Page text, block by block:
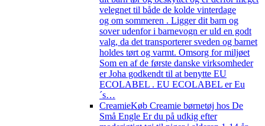
velegnet til både de kolde vinterdage
og om sommeren . Ligger dit barn og
sover udenfor i barnevogn er uld en godt
valg, da det transporterer sveden og barnet
holdes tørt og varmt. Omsorg for miljøet
Som en af de første danske virksomheder
er Joha godkendt til at benytte EU
ECOLABEL . EU ECOLABEL er Eu
´s…
CreamieKøb Creamie børnetøj hos De
Små Engle Er du på udkig efter